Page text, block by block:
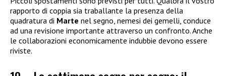
rapporto di coppia sia traballante la presenza della
quadratura di Marte nel segno, nemesi dei gemelli, conduce
ad una revisione importante attraverso un confronto. Anche
le collaborazioni economicamente indubbie devono essere
riviste.